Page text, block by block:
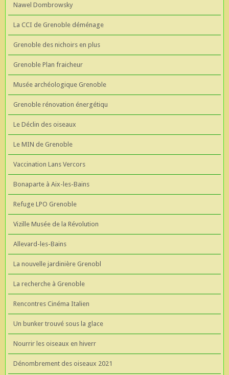
Nawel Dombrowsky
La CCI de Grenoble déménage
Grenoble des nichoirs en plus
Grenoble Plan fraicheur
Musée archéologique Grenoble
Grenoble rénovation énergétiqu
Le Déclin des oiseaux
Le MIN de Grenoble
Vaccination Lans Vercors
Bonaparte à Aix-les-Bains
Refuge LPO Grenoble
Vizille Musée de la Révolution
Allevard-les-Bains
La nouvelle jardinière Grenobl
La recherche à Grenoble
Rencontres Cinéma Italien
Un bunker trouvé sous la glace
Nourrir les oiseaux en hiverr
Dénombrement des oiseaux 2021